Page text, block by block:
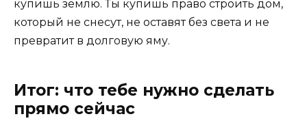
купишь землю. Ты купишь право строить дом,
который не снесут, не оставят без света и не
превратит в долговую яму.
Итог: что тебе нужно сделать
прямо сейчас